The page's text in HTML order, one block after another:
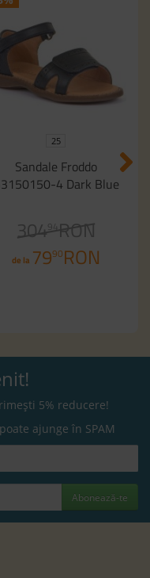
25
Sandale Froddo
4 Dark Blue
304 94RON
de la 7990RON
5% reducere!
ajunge în SPAM
Abonează-te